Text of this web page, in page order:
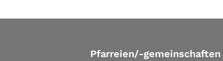
Pfarreien/-gemeinschaften